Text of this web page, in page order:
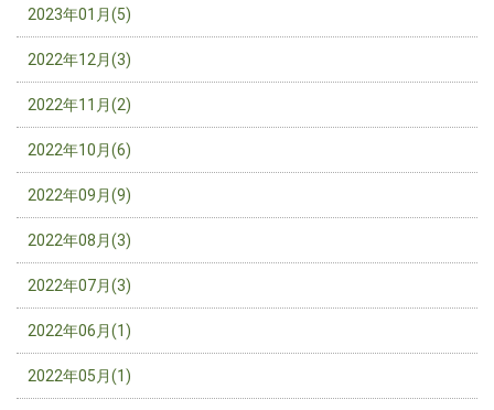
2023年01月(5)
2022年12月(3)
2022年11月(2)
2022年10月(6)
2022年09月(9)
2022年08月(3)
2022年07月(3)
2022年06月(1)
2022年05月(1)